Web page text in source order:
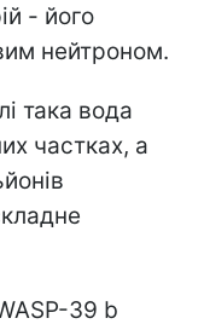
- його
нейтроном.
така вода
частках, а
39 b